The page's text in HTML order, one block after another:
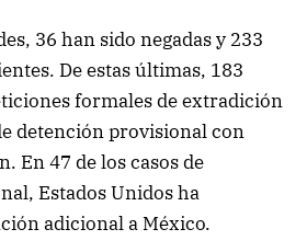
36 han sido negadas y 233
De estas últimas, 183
formales de extradición
detención provisional con
En 47 de los casos de
Estados Unidos ha
adicional a México.